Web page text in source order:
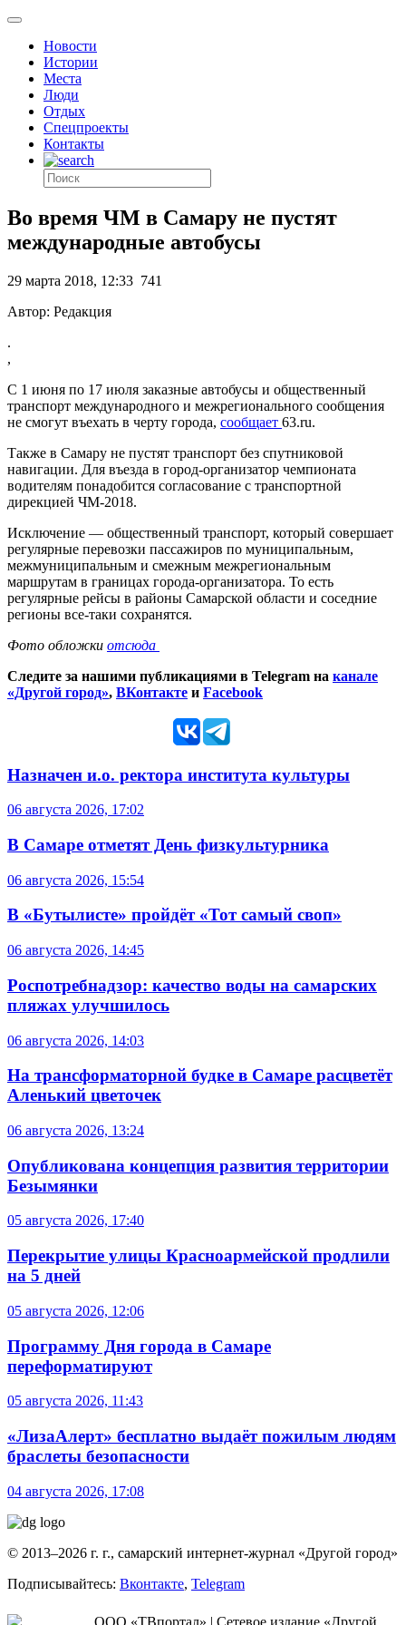
Новости
Истории
Места
Люди
Отдых
Спецпроекты
Контакты
Во время ЧМ в Самару не пустят
международные автобусы
29 марта 2018, 12:33 741
Автор: Редакция
.
,
С 1 июня по 17 июля заказные автобусы и общественный
транспорт международного и межрегионального сообщения
не смогут въехать в черту города, сообщает 63.ru.
Также в Самару не пустят транспорт без спутниковой
навигации. Для въезда в город-организатор чемпионата
водителям понадобится согласование с транспортной
дирекцией ЧМ-2018.
Исключение — общественный транспорт, который совершает
регулярные перевозки пассажиров по муниципальным,
межмуниципальным и смежным межрегиональным
маршрутам в границах города-организатора. То есть
регулярные рейсы в районы Самарской области и соседние
регионы все-таки сохранятся.
Фото обложки отсюда
Следите за нашими публикациями в Telegram на канале
«Другой город», ВКонтакте и Facebook
Назначен и.о. ректора института культуры
06 августа 2026, 17:02
В Самаре отметят День физкультурника
06 августа 2026, 15:54
В «Бутылисте» пройдёт «Тот самый своп»
06 августа 2026, 14:45
Роспотребнадзор: качество воды на самарских
пляжах улучшилось
06 августа 2026, 14:03
На трансформаторной будке в Самаре расцветёт
Аленький цветочек
06 августа 2026, 13:24
Опубликована концепция развития территории
Безымянки
05 августа 2026, 17:40
Перекрытие улицы Красноармейской продлили
на 5 дней
05 августа 2026, 12:06
Программу Дня города в Самаре
переформатируют
05 августа 2026, 11:43
«ЛизаАлерт» бесплатно выдаёт пожилым людям
браслеты безопасности
04 августа 2026, 17:08
© 2013–2026 г. г., самарский интернет-журнал «Другой город»
Подписывайтесь: Вконтакте, Telegram
ООО «ТВпортал» | Сетевое издание «Другой